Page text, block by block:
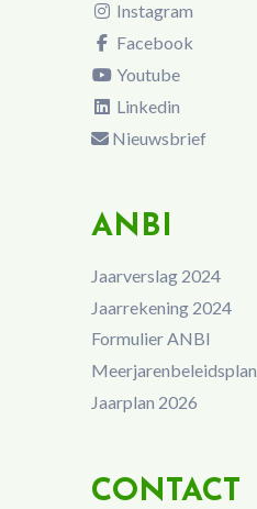
Instagram
Facebook
Youtube
Linkedin
Nieuwsbrief
ANBI
Jaarverslag 2024
Jaarrekening 2024
Formulier ANBI
Meerjarenbeleidsplan
Jaarplan 2026
CONTACT